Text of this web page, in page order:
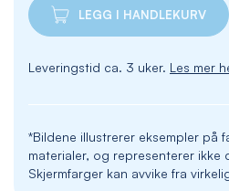
LEGG I HANDLEKURV
Leveringstid ca. 3 uker. Les mer
*Bildene illustrerer eksempler på
materialer, og representerer
Skjermfarger kan avvike fra